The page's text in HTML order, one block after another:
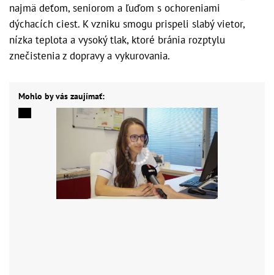
najmä deťom, seniorom a ľuďom s ochoreniami
dýchacích ciest. K vzniku smogu prispeli slabý vietor,
nízka teplota a vysoký tlak, ktoré bránia rozptylu
znečistenia z dopravy a vykurovania.
Mohlo by vás zaujímať: